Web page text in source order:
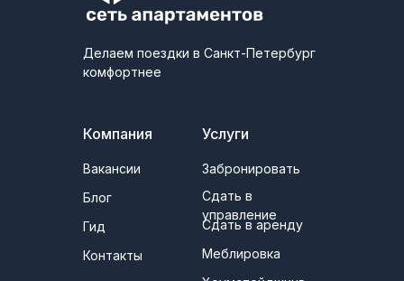
Делаем поездки в Санкт-Петербург
комфортнее
Компания
Вакансии
Блог
Гид
Контакты
Услуги
Сдать в
управление
Сдать в аренду
Меблировка
Забронировать